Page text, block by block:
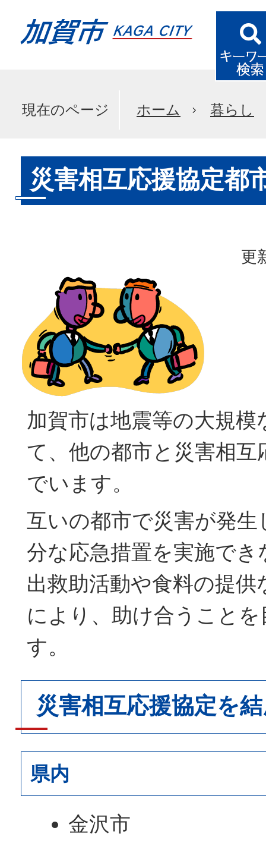
現在のページ ホーム 暮らし
災害相互応援協定都
更
加賀市は地震等の大規模
て、他の都市と災害相互
でいます。
互いの都市で災害が発生
分な応急措置を実施でき
出救助活動や食料の提供
により、助け合うこと
す。
災害相互応援協定を
県内
金沢市